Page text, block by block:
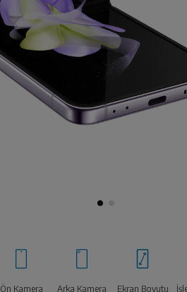
Ön Kamera
Arka Kamera
Ekran Boyutu